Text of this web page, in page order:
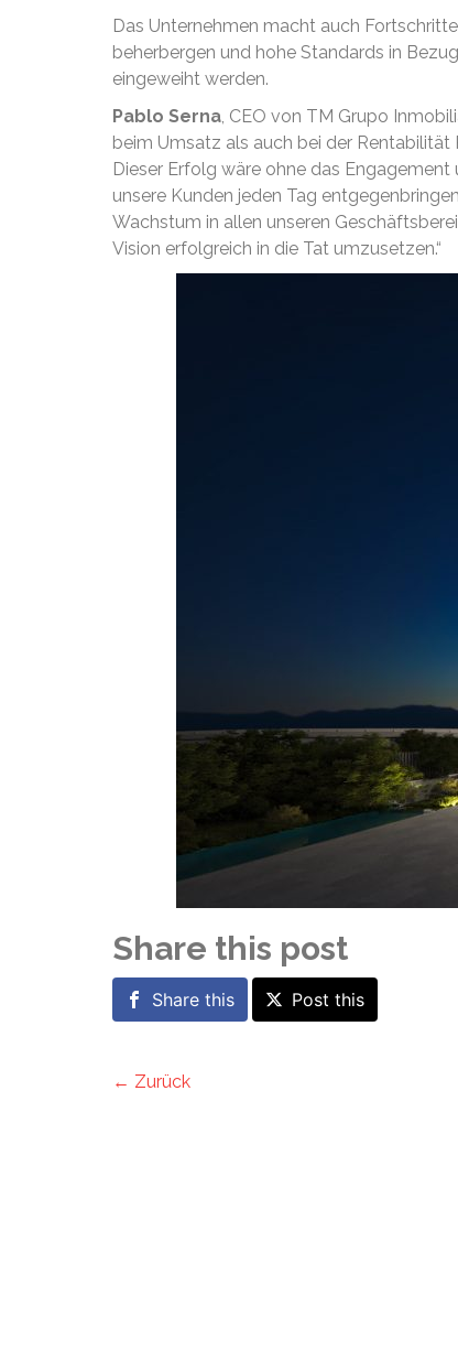
Das Unternehmen macht auch
beherbergen und hohe Standards in
eingeweiht werden.
Pablo Serna, CEO von TM Grupo
beim Umsatz als auch bei der
Dieser Erfolg wäre ohne das
unsere Kunden jeden Tag
Wachstum in allen unseren
Vision erfolgreich in die Tat umzusetzen.“
Share this post
Share this Post this
← Zurück